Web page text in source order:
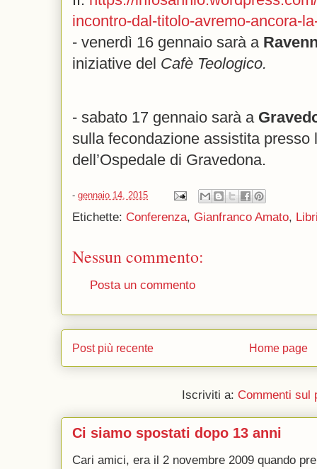
incontro-dal-titolo-avremo-ancora-
- venerdì 16 gennaio sarà a
iniziative del Cafè Teologico.
- sabato 17 gennaio sarà a
sulla fecondazione assistita presso
dell’Ospedale di Gravedona.
- gennaio 14, 2015
Etichette: Conferenza, Gianfranco Amato,
Nessun commento:
Posta un commento
Post più recente Home page
Iscriviti a: Commenti sul
Ci siamo spostati dopo 13 anni
Cari amici, era il 2 novembre 2009 quando